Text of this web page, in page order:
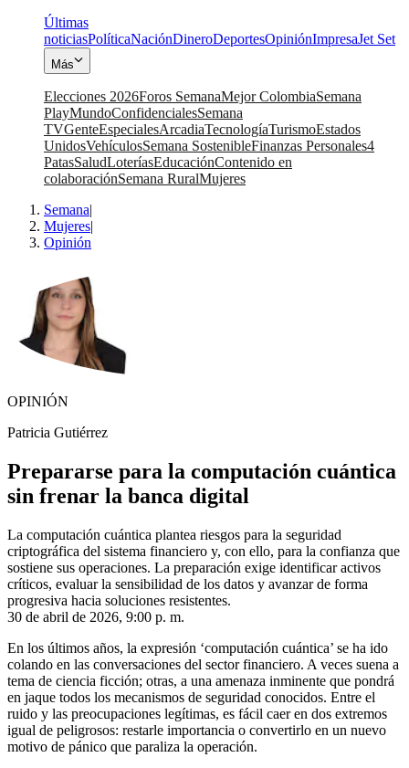
Últimas
noticiasPolíticaNaciónDineroDeportesOpiniónImpresaJet Set
Más
Elecciones 2026Foros SemanaMejor ColombiaSemana
PlayMundoConfidencialesSemana
TVGenteEspecialesArcadiaTecnologíaTurismoEstados
UnidosVehículosSemana SostenibleFinanzas Personales4
PatasSaludLoteríasEducaciónContenido en
colaboraciónSemana RuralMujeres
Semana|
Mujeres|
Opinión
OPINIÓN
Patricia Gutiérrez
Prepararse para la computación cuántica
sin frenar la banca digital
La computación cuántica plantea riesgos para la seguridad
criptográfica del sistema financiero y, con ello, para la confianza que
sostiene sus operaciones. La preparación exige identificar activos
críticos, evaluar la sensibilidad de los datos y avanzar de forma
progresiva hacia soluciones resistentes.
30 de abril de 2026, 9:00 p. m.
En los últimos años, la expresión ‘computación cuántica’ se ha ido
colando en las conversaciones del sector financiero. A veces suena a
tema de ciencia ficción; otras, a una amenaza inminente que pondrá
en jaque todos los mecanismos de seguridad conocidos. Entre el
ruido y las preocupaciones legítimas, es fácil caer en dos extremos
igual de peligrosos: restarle importancia o convertirlo en un nuevo
motivo de pánico que paraliza la operación.